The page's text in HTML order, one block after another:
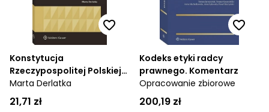
Konstytucja
Rzeczypospolitej Polskiej
ze schematami
Marta Derlatka
21,71 zł
Kodeks etyki radcy
prawnego. Komentarz
Opracowanie zbiorowe
200,19 zł